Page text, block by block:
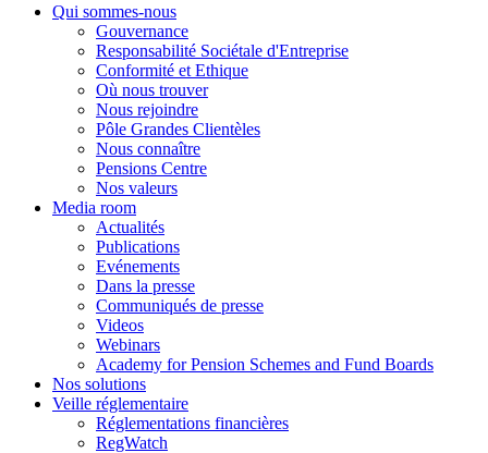
Qui sommes-nous
Gouvernance
Responsabilité Sociétale d'Entreprise
Conformité et Ethique
Où nous trouver
Nous rejoindre
Pôle Grandes Clientèles
Nous connaître
Pensions Centre
Nos valeurs
Media room
Actualités
Publications
Evénements
Dans la presse
Communiqués de presse
Videos
Webinars
Academy for Pension Schemes and Fund Boards
Nos solutions
Veille réglementaire
Réglementations financières
RegWatch